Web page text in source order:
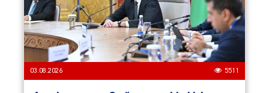
03.08.2026 5511